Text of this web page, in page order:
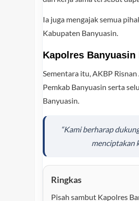
Ia juga mengajak semua
Kabupaten Banyuasin.
Kapolres
Sementara itu, AKBP
Pemkab Banyuasin serta
Banyuasin.
“Kami berharap
menciptakan
Ringkas
Pisah sambut Kapolres